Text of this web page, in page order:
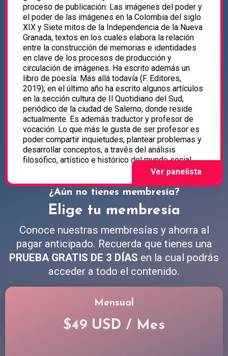
proceso de publicación: Las imágenes del poder y
el poder de las imágenes en la Colombia del siglo
XIX y Siete mitos de la Independencia de la Nueva
Granada, textos en los cuales elabora la relación
entre la construcción de memorias e identidades
en clave de los procesos de producción y
circulación de imágenes. Ha escrito además un
libro de poesía: Más allá todavía (F. Editores,
2019); en el último año ha escrito algunos artículos
en la sección cultura de Il Quotidiano del Sud,
periódico de la ciudad de Salerno, donde reside
actualmente. Es además traductor y profesor de
vocación. Lo que más le gusta de ser profesor es
poder compartir inquietudes, plantear problemas y
desarrollar conceptos, a través del análisis
filosófico, artístico e histórico del mundo social.
¿Aún no tienes membresía?
Elige tu membresía
Conoce nuestras membresías y ahorra al
pagar anticipado. Recuerda que tienes una
PRUEBA GRATIS DE 3 DÍAS en la cual podrás
acceder a todo el contenido.
Mensual
$49 USD / Mes